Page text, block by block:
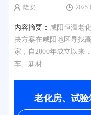
隆安
内容摘要： 咸阳恒温老
决方案在咸阳地区寻找
家，自2000年成立以来
车、新材...
老化房、试